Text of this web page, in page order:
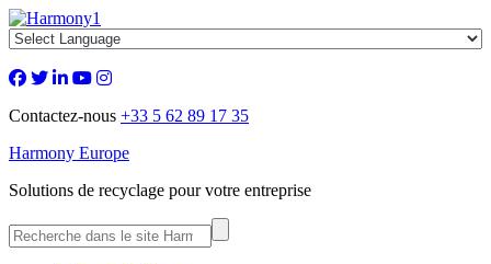
Contactez-nous +33 5 62 89 17 35
Harmony Europe
Solutions de recyclage pour votre entreprise